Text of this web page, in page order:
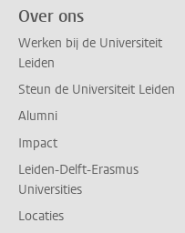
Over ons
Werken bij de Universiteit
Leiden
Steun de Universiteit Leiden
Alumni
Impact
Leiden-Delft-Erasmus
Universities
Locaties